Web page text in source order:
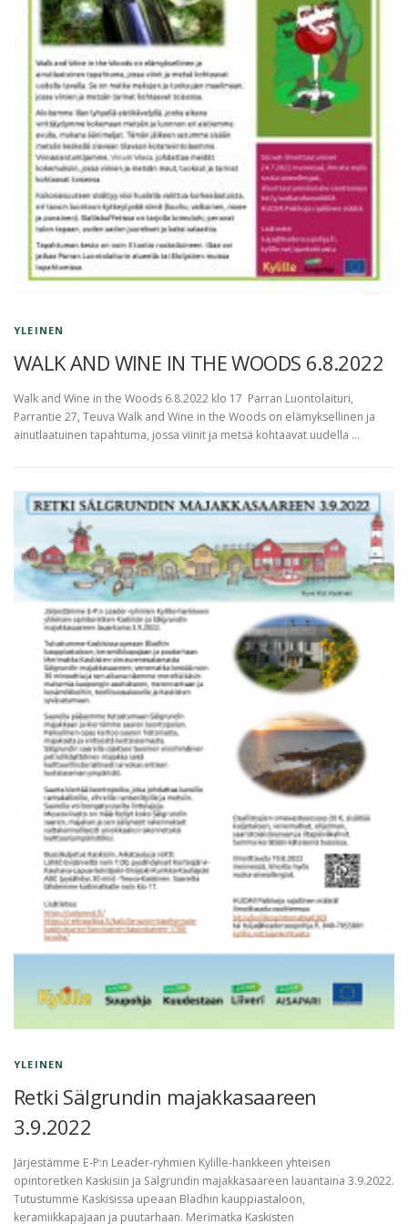
YLEINEN
WALK AND WINE IN THE WOODS 6.8.2022
Walk and Wine in the Woods 6.8.2022 klo 17 Parran Luontolaituri,
Parrantie 27, Teuva Walk and Wine in the Woods on elämyksellinen ja
ainutlaatuinen tapahtuma, jossa viinit ja metsä kohtaavat uudella …
YLEINEN
Retki Sälgrundin majakkasaareen
3.9.2022
Järjestämme E-P:n Leader-ryhmien Kylille-hankkeen yhteisen
opintoretken Kaskisiin ja Sälgrundin majakkasaareen lauantaina 3.9.2022.
Tutustumme Kaskisissa upeaan Bladhin kauppiastaloon,
keramiikkapajaan ja puutarhaan. Merimatka Kaskisten